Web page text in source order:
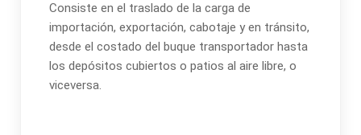
Consiste en el traslado de la carga de
importación, exportación, cabotaje y en tránsito,
desde el costado del buque transportador hasta
los depósitos cubiertos o patios al aire libre, o
viceversa.